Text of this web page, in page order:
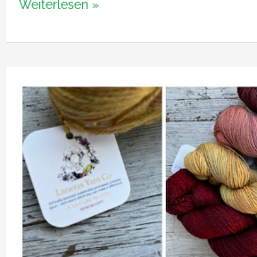
Laneras
Beartooth
Laneras
Weiterlesen »